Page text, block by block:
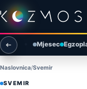
Preskoči na sadržaj
Otvori izbornik
Otvori pretragu
Mjesec
Naslovnica Svemir
SVEMIR